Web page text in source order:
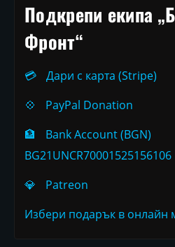
Подкрепи екипа
Фронт“
💳
Дари с карта (Stripe)
💠
PayPal Donation
🏦
Bank Account (BGN)
BG21UNCR70001525156106
💎
Patreon
Избери подарък в онлайн